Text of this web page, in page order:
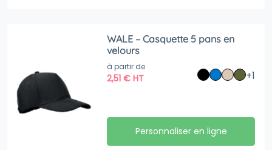
WALE – Casquette 5 pans en
velours
à partir de
2,51€ HT +1
Personnaliser en ligne